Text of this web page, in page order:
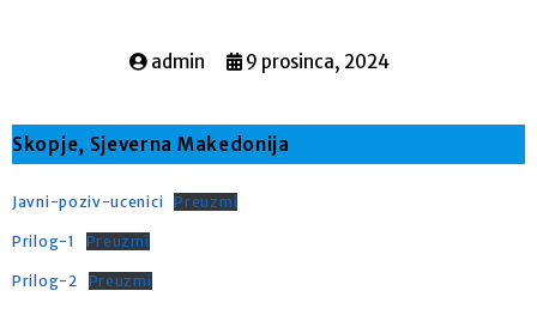
admin 9 prosinca, 2024
Skopje, Sjeverna Makedonija
Javni-poziv-ucenici Preuzmi
Prilog-1 Preuzmi
Prilog-2 Preuzmi